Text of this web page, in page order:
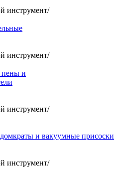
инструмент/
инструмент/
пены и
инструмент/
и вакуумные присоски
инструмент/